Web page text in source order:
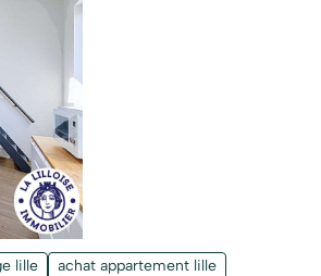
lille achat appartement lille